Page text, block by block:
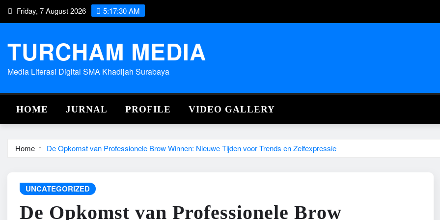
Skip Friday, 7 August 2026 5:17:31 AM
TURCHAM MEDIA
Media Literasi Digital SMA Khadijah Surabaya
HOME JURNAL PROFILE VIDEO GALLERY
Home De Opkomst van Professionele Brow Winnen: Nieuwe Tijden voor Trends en Zelfexpressie
UNCATEGORIZED
De Opkomst van Professionele Brow